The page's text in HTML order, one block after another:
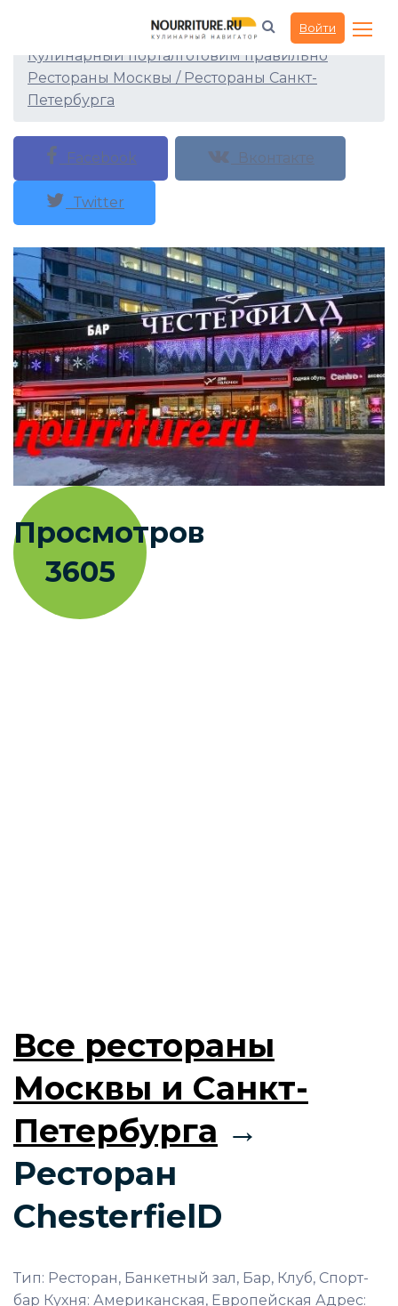
Войти
Ресторан ChesterfielD
Кулинарный порталГотовим правильно
Рестораны Москвы / Рестораны Санкт-
Петербурга
Facebook Вконтакте
Twitter
Просмотров
3605
Все рестораны
Москвы и Санкт-
Петербурга →
Ресторан
ChesterfielD
Тип: Ресторан, Банкетный зал, Бар, Клуб, Спорт-
бар Кухня: Американская, Европейская Адрес: